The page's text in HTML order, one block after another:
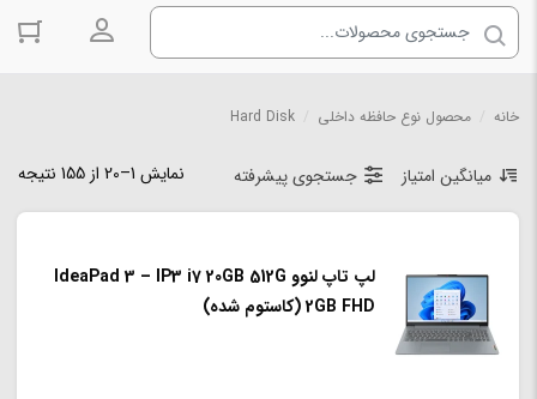
ورود به
خانه محصول نوع حافظه داخلی Hard Disk
نمایش 1–20 از 155 نتیجه میانگین امتیاز جستجوی پیشرفته
لپ تاپ لنوو IdeaPad 3 – IP3 i7 20GB 512G
2GB FHD (کاستوم شده)